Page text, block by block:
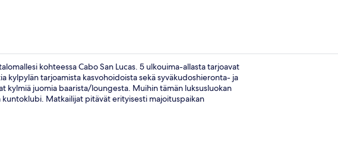
kohteessa Cabo San Lucas. 5 ulkouima-allasta tarjoavat
kylpylän tarjoamista kasvohoidoista sekä syväkudoshieronta- ja
kylmiä juomia baarista/loungesta. Muihin tämän luksusluokan
Matkailijat pitävät erityisesti majoituspaikan